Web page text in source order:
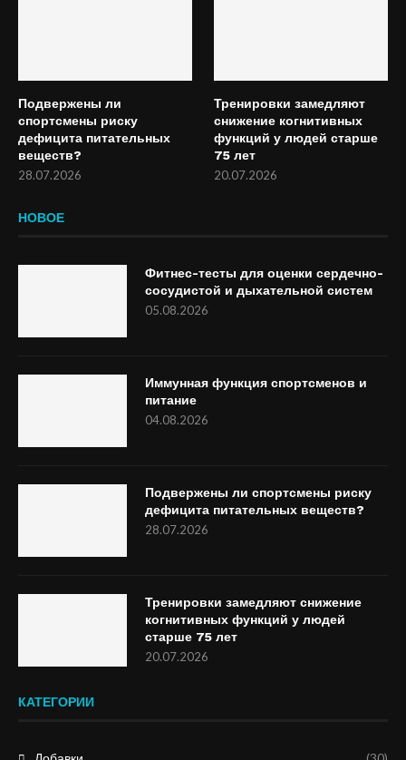
Подвержены ли
спортсмены риску
дефицита питательных
веществ?
28.07.2026
Тренировки замедляют
снижение когнитивных
функций у людей старше
75 лет
20.07.2026
НОВОЕ
Фитнес-тесты для оценки сердечно-
сосудистой и дыхательной систем
05.08.2026
Иммунная функция спортсменов и
питание
04.08.2026
Подвержены ли спортсмены риску
дефицита питательных веществ?
28.07.2026
Тренировки замедляют снижение
когнитивных функций у людей
старше 75 лет
20.07.2026
КАТЕГОРИИ